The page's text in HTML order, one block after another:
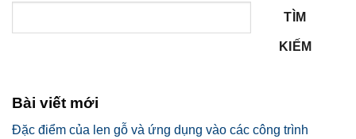
TÌM
KIẾM
Bài viết mới
Đặc điểm của len gỗ và ứng dụng vào các công trình